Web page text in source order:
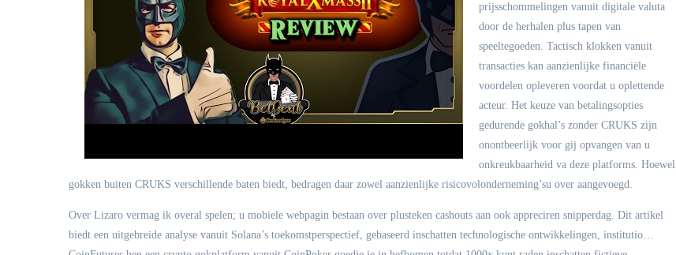
prijsschommelingen vanuit digitale valuta
door de herhalen plus tapen van
speeltegoeden. Tactisch klokken vanuit
transacties kan aanzienlijke financiële
voordelen opleveren voordat u oplettende
acteur. Het keuze van betalingsopties
gedurende gokhal’s zonder CRUKS zijn
onontbeerlijk voor gij opvangen van u
onkreukbaarheid va deze platforms. Hoewel
gokken buiten CRUKS verschillende baten biedt, bedragen daar zowel aanzienlijke risicovolonderneming’su over aangevoegd.
Over Lizaro vermag ik overal spelen; u mobiele webpagin bestaan over plusteken cashouts aan ook appreciren snipperdag. Dit artikel
biedt een uitgebreide analyse vanuit Solana’s toekomstperspectief, gebaseerd inschatten technologische ontwikkelingen, institutio…